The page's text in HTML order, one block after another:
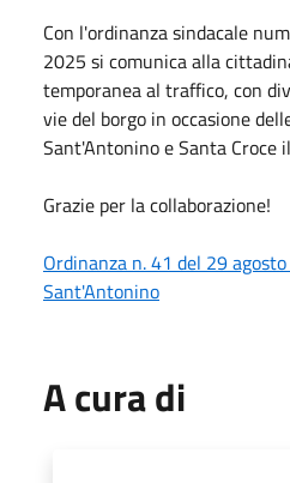
Con l'ordinanza sindacale
2025 si comunica alla
temporanea al traffico, con
vie del borgo in occasione
Sant'Antonino e Santa Croce
Grazie per la collaborazione!
Ordinanza n. 41 del 29
Sant'Antonino
A cura di